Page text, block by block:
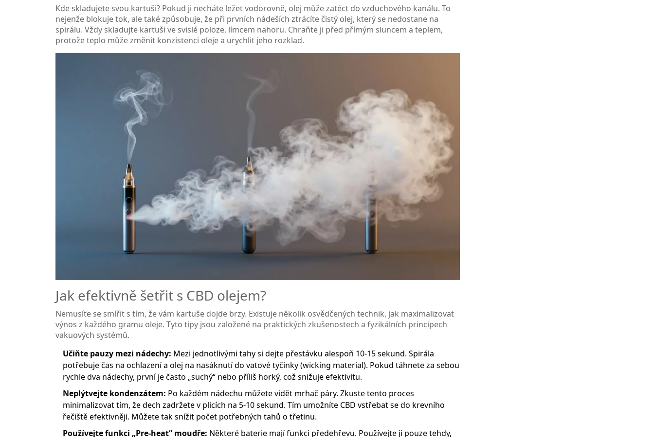
Kde skladujete svou kartuši? Pokud ji necháte ležet vodorovně, olej může zatéct do vzduchového kanálu. To
nejenže blokuje tok, ale také způsobuje, že při prvních nádeších ztrácíte čistý olej, který se nedostane na
spirálu. Vždy skladujte kartuši ve svislé poloze, límcem nahoru. Chraňte ji před přímým sluncem a teplem,
protože teplo může změnit konzistenci oleje a urychlit jeho rozklad.
Jak efektivně šetřit s CBD olejem?
Nemusíte se smířit s tím, že vám kartuše dojde brzy. Existuje několik osvědčených technik, jak maximalizovat
výnos z každého gramu oleje. Tyto tipy jsou založené na praktických zkušenostech a fyzikálních principech
vakuových systémů.
Učiňte pauzy mezi nádechy: Mezi jednotlivými tahy si dejte přestávku alespoň 10-15 sekund. Spirála
potřebuje čas na ochlazení a olej na nasáknutí do vatové tyčinky (wicking material). Pokud táhnete za sebou
rychle dva nádechy, první je často „suchý“ nebo příliš horký, což snižuje efektivitu.
Neplýtvejte kondenzátem: Po každém nádechu můžete vidět mrhač páry. Zkuste tento proces
minimalizovat tím, že dech zadržete v plicích na 5-10 sekund. Tím umožníte CBD vstřebat se do krevního
řečiště efektivněji. Můžete tak snížit počet potřebných tahů o třetinu.
Používejte funkci „Pre-heat“ moudře: Některé baterie mají funkci předehřevu. Používejte ji pouze tehdy,